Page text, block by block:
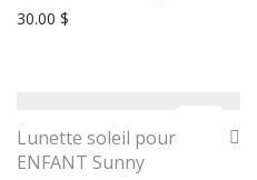
30.00 $
Lunette soleil pour
ENFANT Sunny